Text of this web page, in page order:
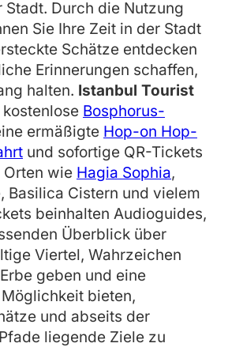
Stadt. Durch die Nutzung
Sie Ihre Zeit in der Stadt
Schätze entdecken
Erinnerungen schaffen,
halten. Istanbul Tourist
Bosphorus-
ermäßigte Hop-on Hop-
und sofortige QR-Tickets
wie Hagia Sophia,
Basilica Cistern und vielem
beinhalten Audioguides,
Überblick über
Viertel, Wahrzeichen
geben und eine
bieten,
und abseits der
liegende Ziele zu